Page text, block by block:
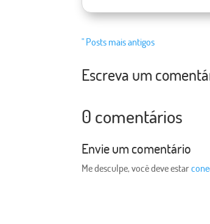
" Posts mais antigos
Escreva um
0 comentários
Envie um comentário
Me desculpe, você deve estar